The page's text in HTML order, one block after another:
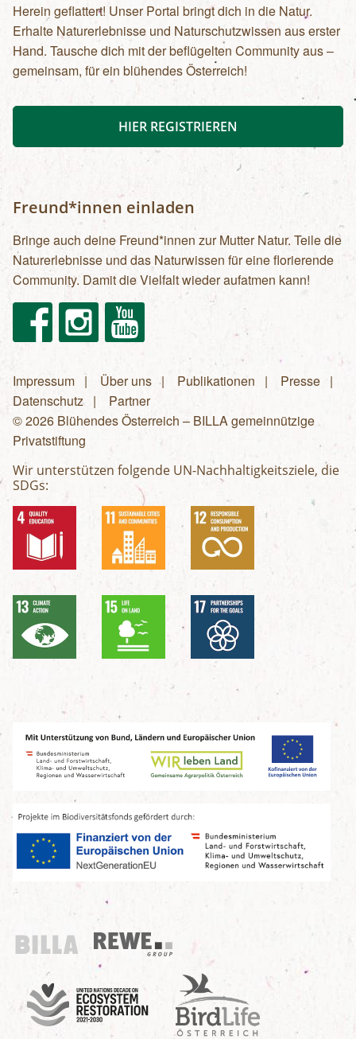
Herein geflattert! Unser Portal bringt dich in die Natur.
Erhalte Naturerlebnisse und Naturschutzwissen aus erster
Hand. Tausche dich mit der beflügelten Community aus –
gemeinsam, für ein blühendes Österreich!
HIER REGISTRIEREN
Freund*innen einladen
Bringe auch deine Freund*innen zur Mutter Natur. Teile die
Naturerlebnisse und das Naturwissen für eine florierende
Community. Damit die Vielfalt wieder aufatmen kann!
FacebookInstagram Youtube
Fußzeilenmenü
Impressum Über uns Publikationen
Presse
Datenschutz
Partner
© 2026 Blühendes Österreich – BILLA gemeinnützige
Privatstiftung
Wir unterstützen folgende UN-Nachhaltigkeitsziele, die
SDGs:
Billa
REWE Group
UN Decade
Birdlife